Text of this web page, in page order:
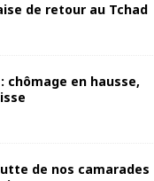
de retour au Tchad
chômage en hausse,
de nos camarades